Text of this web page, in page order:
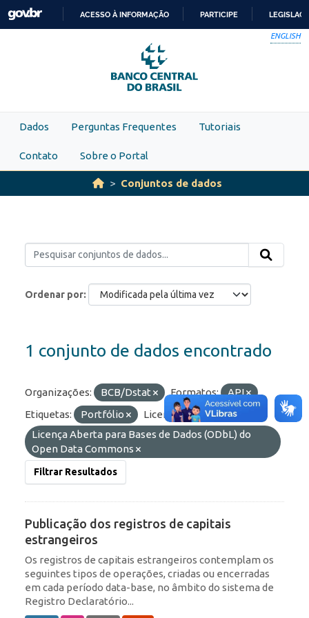
Skip to main content
PARA
O
CONTEÚDO
ACESSO À INFORMAÇÃO PARTICIPE
ENGLISH
Dados Perguntas Frequentes Tutoriais
Contato Sobre o Portal
Conjuntos de dados
Ordenar por
1 conjunto de dados encontrado
Organizações: BCB/Dstat Formatos:
API
Etiquetas:
Portfólio
Licenças:
Licença Aberta para Bases de Dados (ODbL) do
Open Data Commons
Filtrar Resultados
Publicação dos registros de capitais
estrangeiros
Os registros de capitais estrangeiros contemplam os
seguintes tipos de operações, criadas ou encerradas
em cada período data-base, no âmbito do sistema de
Registro Declaratório...